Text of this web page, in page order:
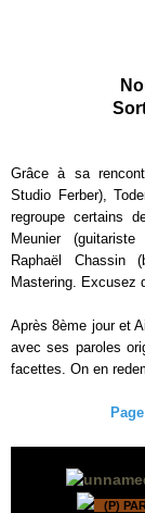
Grâce à sa
Studio Ferber),
regroupe certains
Meunier
Raphaël Chassin
Mastering. Excusez
Après 8ème jour et
avec ses paroles
facettes. On en
(P)